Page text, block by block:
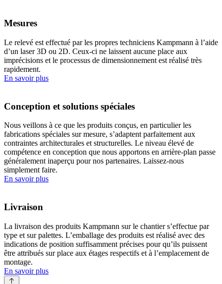
Mesures
Le relevé est effectué par les propres techniciens Kampmann à l’aide
d’un laser 3D ou 2D. Ceux-ci ne laissent aucune place aux
imprécisions et le processus de dimensionnement est réalisé très
rapidement.
En savoir plus
Conception et solutions spéciales
Nous veillons à ce que les produits conçus, en particulier les
fabrications spéciales sur mesure, s’adaptent parfaitement aux
contraintes architecturales et structurelles. Le niveau élevé de
compétence en conception que nous apportons en arrière-plan passe
généralement inaperçu pour nos partenaires. Laissez-nous
simplement faire.
En savoir plus
Livraison
La livraison des produits Kampmann sur le chantier s’effectue par
type et sur palettes. L’emballage des produits est réalisé avec des
indications de position suffisamment précises pour qu’ils puissent
être attribués sur place aux étages respectifs et à l’emplacement de
montage.
En savoir plus